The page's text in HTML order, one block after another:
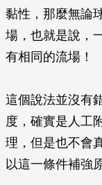
黏性，那麼無論
場，也就是說，
有相同的流場！
這個說法並沒有
度，確實是人工
理，但是也不會
以這一條件補強